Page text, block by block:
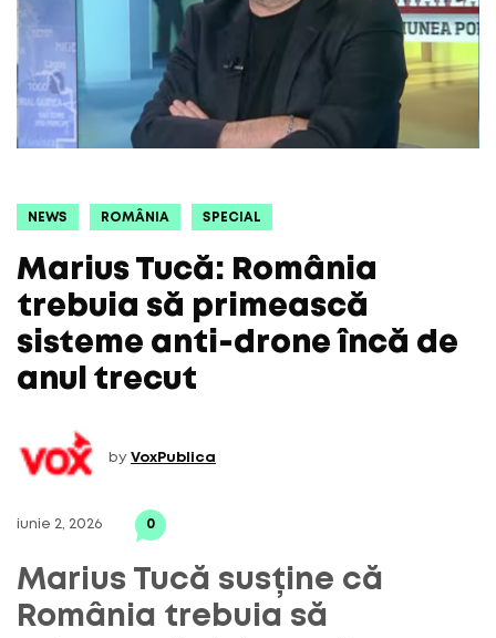
NEWS ROMÂNIA SPECIAL
Marius Tucă: România
trebuia să primească
sisteme anti-drone încă de
anul trecut
by VoxPublica
iunie 2, 2026 0
Marius Tucă susține că
România trebuia să